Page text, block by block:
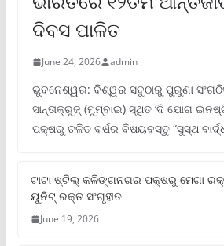
ଦିବସ ପାଳିତ
June 24, 2026 admin
ଭୁବନେଶ୍ୱର: ବିଶ୍ୱର ସବୁଠାରୁ ପୁରୁଣା
ସାନ୍ତାକ୍ରୁଜ୍ (ମୁମ୍ବାଇ) ସ୍ଥିତ ‘ଦି ଯୋଗ
ପକ୍ଷରୁ ଚଳିତ ବର୍ଷର ବିଷୟବସ୍ତୁ “ସୁସ୍ଥ
ଟାଟା ଷ୍ଟିଲ୍‌ କଳିଙ୍ଗନଗର ପକ୍ଷରୁ ମେଗା
ୟୁନିଟ୍‌ ରକ୍ତ ସଂଗୃହୀତ
June 19, 2026